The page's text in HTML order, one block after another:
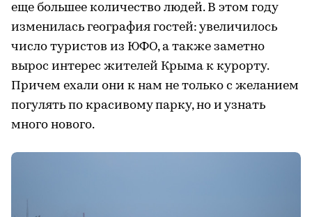
еще большее количество людей. В этом году
изменилась география гостей: увеличилось
число туристов из ЮФО, а также заметно
вырос интерес жителей Крыма к курорту.
Причем ехали они к нам не только с желанием
погулять по красивому парку, но и узнать
много нового.